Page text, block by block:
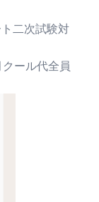
二次試験対
ール代全員